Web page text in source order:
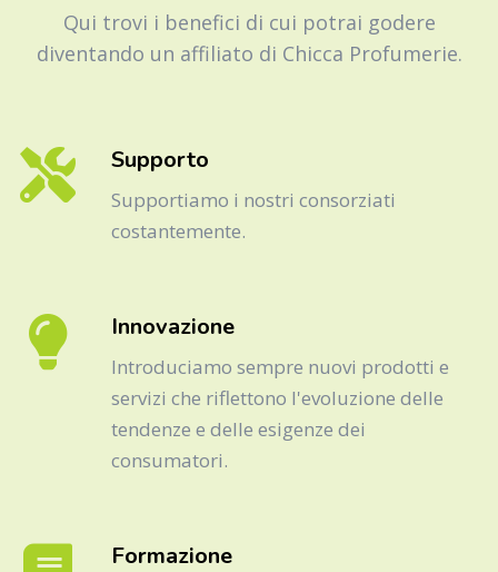
Qui trovi i benefici di cui potrai godere
diventando un affiliato di Chicca Profumerie.
Supporto
Supportiamo i nostri consorziati
costantemente.
Innovazione
Introduciamo sempre nuovi prodotti e
servizi che riflettono l'evoluzione delle
tendenze e delle esigenze dei
consumatori.
Formazione